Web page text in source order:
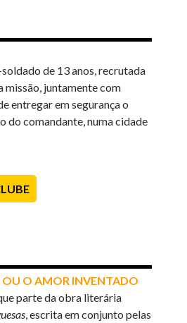
de 13 anos, recrutada
missão, juntamente com
entregar em segurança o
do comandante, numa cidade
OU O AMOR INVENTADO
parte da obra literária
, escrita em conjunto pelas